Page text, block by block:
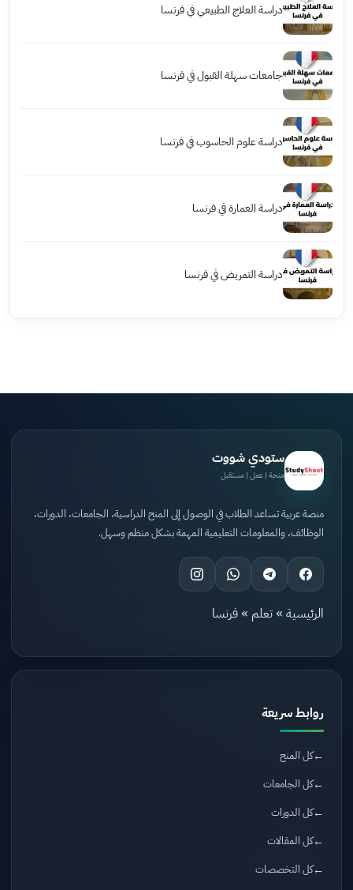
دراسة العلاج الطبيعي في فرنسا
جامعات سهلة القبول في فرنسا
دراسة علوم الحاسوب في فرنسا
دراسة العمارة في فرنسا
دراسة التمريض في فرنسا
ستودي شووت
منحة | عمل | مستقبل
منصة عربية تساعد الطلاب في الوصول إلى المنح الدراسية، الجامعات، الدورات،
الوظائف، والمعلومات التعليمية المهمة بشكل منظم وسهل.
الرئيسية » تعلم » فرنسا
روابط سريعة
كل المنح
كل الجامعات
كل الدورات
كل المقالات
كل التخصصات